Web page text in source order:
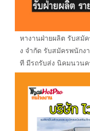
หางานฝ่ายผลิต รับสมั
ง จำกัด รับสมัครพนักง
ที มีรถรับส่ง นิคมนวน